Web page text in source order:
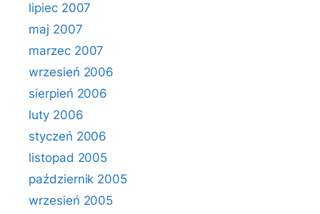
lipiec 2007
maj 2007
marzec 2007
wrzesień 2006
sierpień 2006
luty 2006
styczeń 2006
listopad 2005
październik 2005
wrzesień 2005